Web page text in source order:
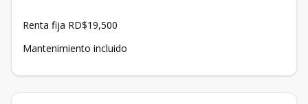
Renta fija RD$19,500
Mantenimiento incluido